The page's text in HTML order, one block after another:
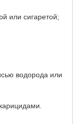
или сигаретой;
водорода или